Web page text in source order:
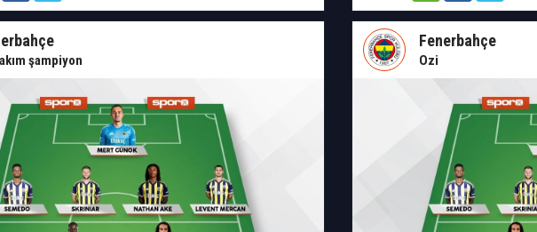
şampiyon
Fenerbahçe
Ozi